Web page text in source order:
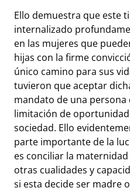
Ello demuestra que este
internalizado
en las mujeres que
hijas con la firme
único camino para sus
tuvieron que aceptar
mandato de una
limitación de
sociedad. Ello
parte importante de la
es conciliar la
otras cualidades y
si esta decide ser madre